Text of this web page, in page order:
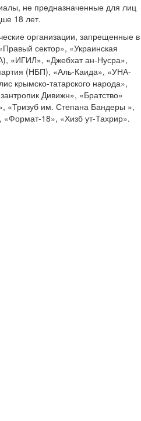
не предназначенные для лиц
18 лет.
организации, запрещенные в
сектор», «Украинская
«ИГИЛ», «Джебхат ан-Нусра»,
(НБП), «Аль-Каида», «УНА-
крымско-татарского народа»,
Дивижн», «Братство»
«Тризуб им. Степана Бандеры »,
18», «Хизб ут-Тахрир».